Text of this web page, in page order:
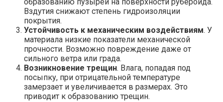
Вздутия снижают степень гидроизоляции
покрытия.
Устойчивость к механическим воздействиям. У
материала низкие показатели механической
прочности. Возможно повреждение даже от
сильного ветра или града.
Возникновение трещин. Влага, попадая под
посыпку, при отрицательной температуре
замерзает и увеличивается в размерах. Это
приводит к образованию трещин.